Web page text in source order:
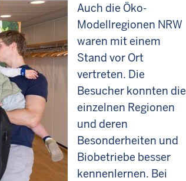
Auch die Öko-
Modellregionen NRW
waren mit einem
Stand vor Ort
vertreten. Die
Besucher konnten die
einzelnen Regionen
und deren
Besonderheiten und
Biobetriebe besser
kennenlernen. Bei